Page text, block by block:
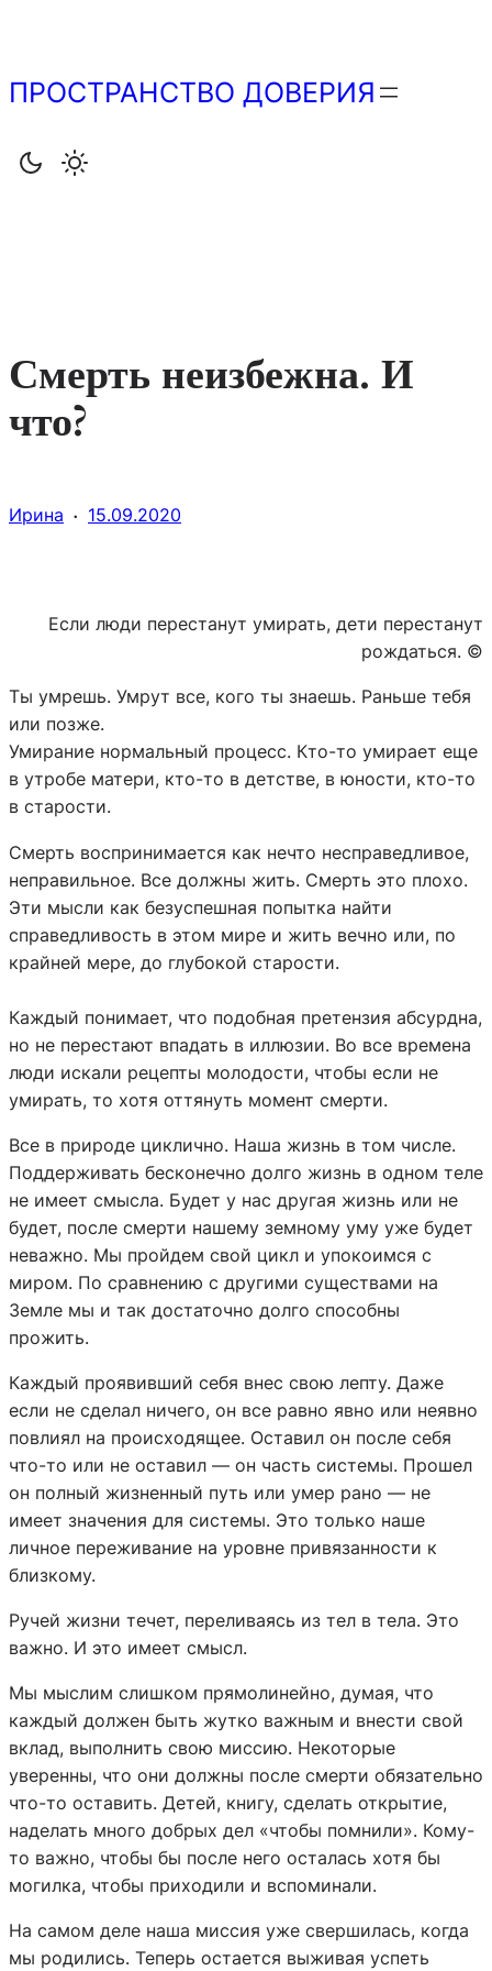
содержимому
ПРОСТРАНСТВО ДОВЕРИЯ
Смерть неизбежна. И
что?
Ирина · 15.09.2020
Если люди перестанут умирать, дети перестанут
рождаться. ©
Ты умрешь. Умрут все, кого ты знаешь. Раньше тебя
или позже.
Умирание нормальный процесс. Кто-то умирает еще
в утробе матери, кто-то в детстве, в юности, кто-то
в старости.
Смерть воспринимается как нечто несправедливое,
неправильное. Все должны жить. Смерть это плохо.
Эти мысли как безуспешная попытка найти
справедливость в этом мире и жить вечно или, по
крайней мере, до глубокой старости.
Каждый понимает, что подобная претензия абсурдна,
но не перестают впадать в иллюзии. Во все времена
люди искали рецепты молодости, чтобы если не
умирать, то хотя оттянуть момент смерти.
Все в природе циклично. Наша жизнь в том числе.
Поддерживать бесконечно долго жизнь в одном теле
не имеет смысла. Будет у нас другая жизнь или не
будет, после смерти нашему земному уму уже будет
неважно. Мы пройдем свой цикл и упокоимся с
миром. По сравнению с другими существами на
Земле мы и так достаточно долго способны
прожить.
Каждый проявивший себя внес свою лепту. Даже
если не сделал ничего, он все равно явно или неявно
повлиял на происходящее. Оставил он после себя
что-то или не оставил — он часть системы. Прошел
он полный жизненный путь или умер рано — не
имеет значения для системы. Это только наше
личное переживание на уровне привязанности к
близкому.
Ручей жизни течет, переливаясь из тел в тела. Это
важно. И это имеет смысл.
Мы мыслим слишком прямолинейно, думая, что
каждый должен быть жутко важным и внести свой
вклад, выполнить свою миссию. Некоторые
уверенны, что они должны после смерти обязательно
что-то оставить. Детей, книгу, сделать открытие,
наделать много добрых дел «чтобы помнили». Кому-
то важно, чтобы бы после него осталась хотя бы
могилка, чтобы приходили и вспоминали.
На самом деле наша миссия уже свершилась, когда
мы родились. Теперь остается выживая успеть